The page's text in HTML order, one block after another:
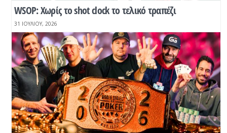
WSOP: Χωρίς το shot clock το τελικό τραπέζι
31 ΙΟΥΛΊΟΥ, 2026